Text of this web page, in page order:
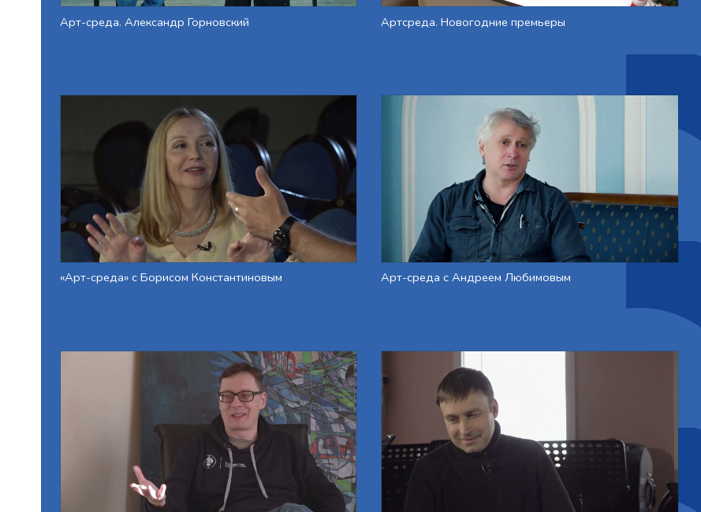
Арт-среда. Александр Горновский Артсреда. Новогодние премьеры
«Арт-среда» с Борисом Константиновым Арт-среда с Андреем Любимовым